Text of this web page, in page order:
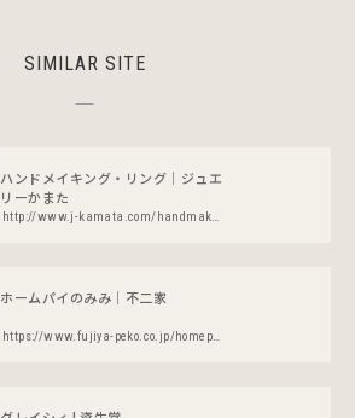
SIMILAR SITE
ハンドメイキング・リング｜ジュエ
リーかまた
http://www.j-kamata.com/handmaking/
ホームパイのみみ｜不二家
https://www.fujiya-peko.co.jp/homepie/homepie_mimi/